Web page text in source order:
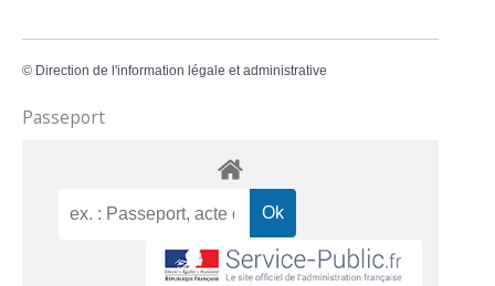
© Direction de l'information légale et administrative
Passeport